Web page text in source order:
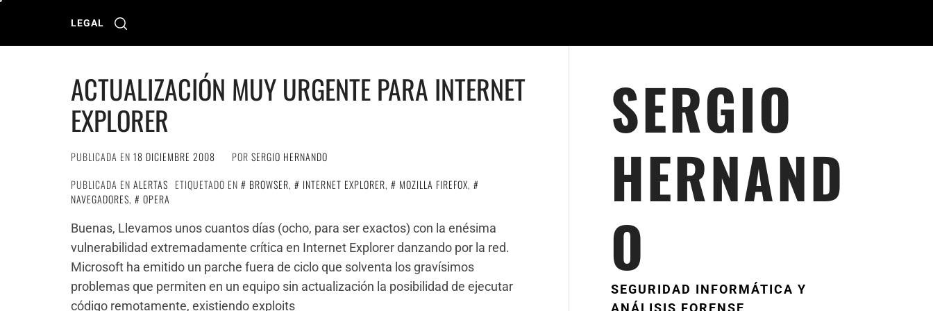
LEGAL
ACTUALIZACIÓN MUY URGENTE PARA INTERNET
EXPLORER
PUBLICADA EN 18 DICIEMBRE 2008 POR SERGIO HERNANDO
PUBLICADA EN ALERTAS ETIQUETADO EN BROWSER, INTERNET EXPLORER, MOZILLA FIREFOX,
NAVEGADORES,
OPERA
Buenas, Llevamos unos cuantos días (ocho, para ser exactos) con la enésima
vulnerabilidad extremadamente crítica en Internet Explorer danzando por la red.
Microsoft ha emitido un parche fuera de ciclo que solventa los gravísimos
problemas que permiten en un equipo sin actualización la posibilidad de ejecutar
código remotamente, existiendo exploits
SERGIO
HERNAND
O
SEGURIDAD INFORMÁTICA Y
ANÁLISIS FORENSE